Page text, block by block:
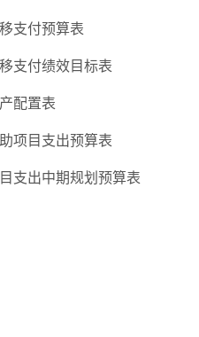
支付预算表
支付绩效目标表
配置表
助项目支出预算表
支出中期规划预算表